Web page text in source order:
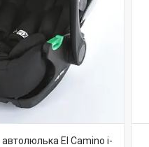
El Camino i-